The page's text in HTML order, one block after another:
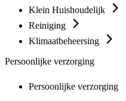
Klein Huishoudelijk
Reiniging
Klimaatbeheersing
Persoonlijke verzorging
Persoonlijke verzorging